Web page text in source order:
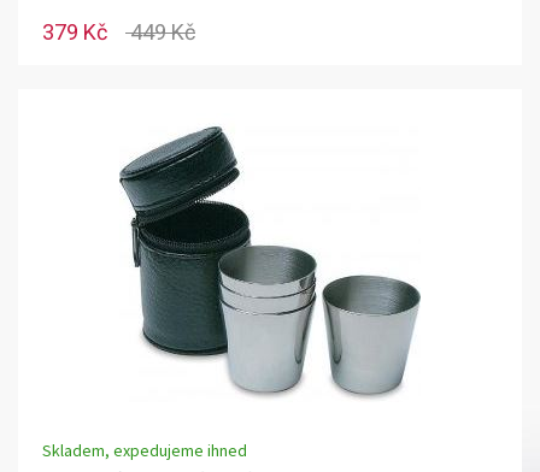
379 Kč 449 Kč
Skladem, expedujeme ihned